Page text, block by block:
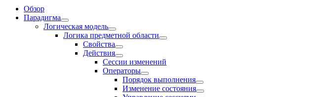
Обзор
Парадигма
Логическая модель
Логика предметной области
Свойства
Действия
Сессии изменений
Оператоpы
Порядок выполнения
Изменение состояния